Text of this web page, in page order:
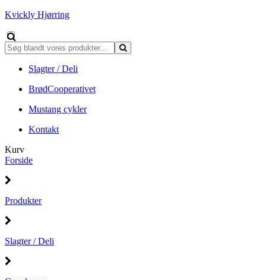
Kvickly Hjørring
Slagter / Deli
BrødCooperativet
Mustang cykler
Kontakt
Kurv
Forside
Produkter
Slagter / Deli